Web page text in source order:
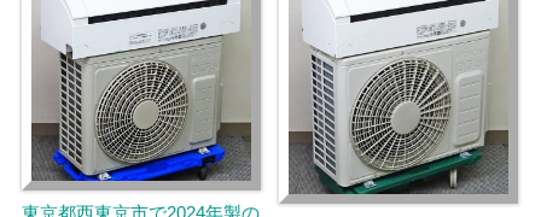
東京都西東京市で2024年製の